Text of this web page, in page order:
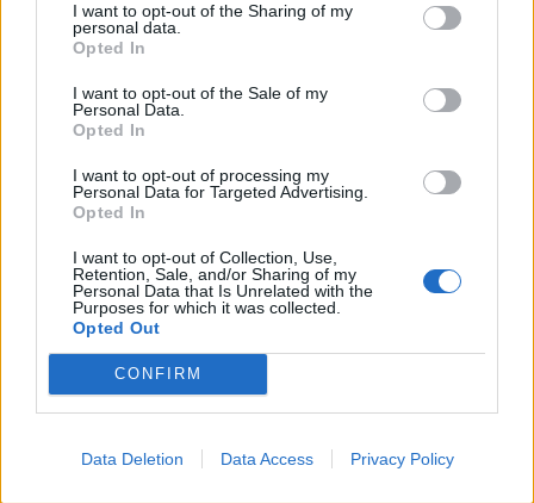
I want to opt-out of the Sharing of my
personal data.
Opted In
I want to opt-out of the Sale of my
Personal Data.
Opted In
I want to opt-out of processing my
Personal Data for Targeted Advertising.
Opted In
I want to opt-out of Collection, Use,
Retention, Sale, and/or Sharing of my
Personal Data that Is Unrelated with the
Purposes for which it was collected.
Opted Out
CONFIRM
Data Deletion Data Access Privacy Policy
18:00-19:30 face painting, ΙΕΚ ΟΜΗΡΟΣ-
AEGEAN COLLEGE
Τρίτη 19.12.2023
18:00-20:30 “Χριστουγεννιάτικο Πειραιώτικο
Πάρτι”, Μουσικό Σχολείο Πειραιά. Μαθητές θα
διασκεδάσουν το κοινό με μουσική και τραγούδια,
μετατρέποντας την πλατεία σε ένα μεγάλο πάρτι.